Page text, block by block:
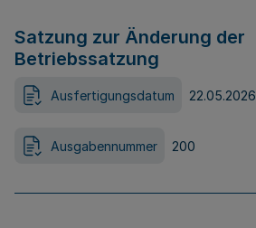
Satzung zur Änderung der
Betriebssatzung
Ausfertigungsdatum 22.05.2026
Ausgabennummer 200